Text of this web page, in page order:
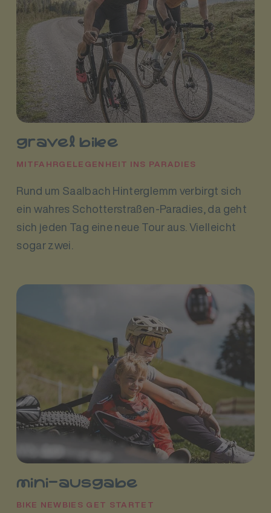
gravel bike
MITFAHRGELEGENHEIT INS PARADIES
Rund um Saalbach Hinterglemm verbirgt sich
ein wahres Schotterstraßen-Paradies, da geht
sich jeden Tag eine neue Tour aus. Vielleicht
sogar zwei.
mini-ausgabe
BIKE NEWBIES GET STARTET